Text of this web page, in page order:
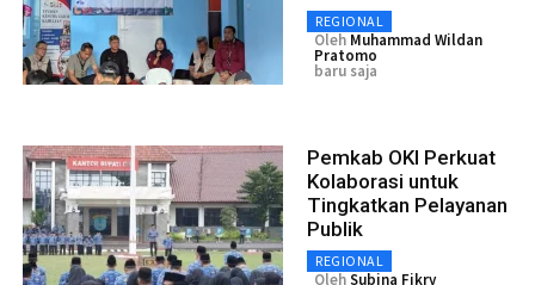
REGIONAL
Oleh Muhammad Wildan
Pratomo
baru saja
Pemkab OKI Perkuat
Kolaborasi untuk
Tingkatkan Pelayanan
Publik
REGIONAL
OlehSubina Fikry